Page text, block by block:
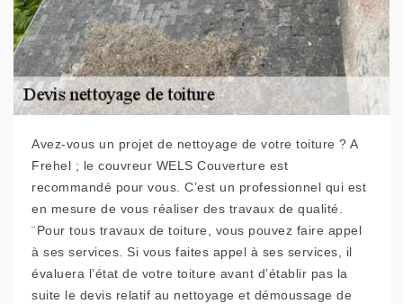
Avez-vous un projet de nettoyage de votre toiture ? A
Frehel ; le couvreur WELS Couverture est
recommandé pour vous. C’est un professionnel qui est
en mesure de vous réaliser des travaux de qualité.
¨Pour tous travaux de toiture, vous pouvez faire appel
à ses services. Si vous faites appel à ses services, il
évaluera l’état de votre toiture avant d’établir pas la
suite le devis relatif au nettoyage et démoussage de